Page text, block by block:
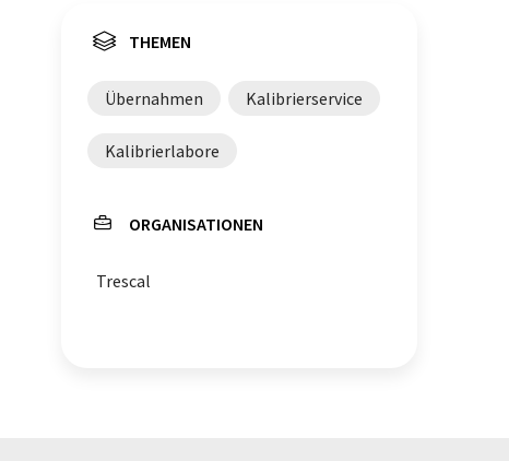
THEMEN
Übernahmen Kalibrierservice
Kalibrierlabore
ORGANISATIONEN
Trescal